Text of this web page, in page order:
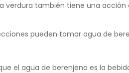
verdura también tiene una
pueden tomar agua de
el agua de berenjena es la